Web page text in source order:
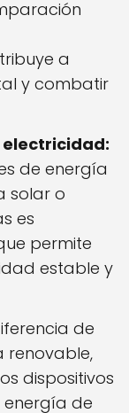
a
y combatir
de energía
solar o
es
permite
estable y
de
renovable,
dispositivos
de